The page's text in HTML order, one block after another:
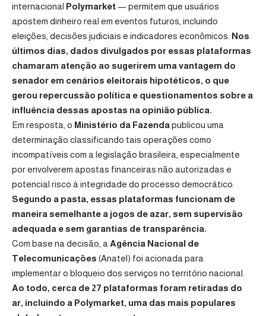
internacional Polymarket — permitem que usuários
apostem dinheiro real em eventos futuros, incluindo
eleições, decisões judiciais e indicadores econômicos. Nos
últimos dias, dados divulgados por essas plataformas
chamaram atenção ao sugerirem uma vantagem do
senador em cenários eleitorais hipotéticos, o que
gerou repercussão política e questionamentos sobre a
influência dessas apostas na opinião pública.
Em resposta, o Ministério da Fazenda publicou uma
determinação classificando tais operações como
incompatíveis com a legislação brasileira, especialmente
por envolverem apostas financeiras não autorizadas e
potencial risco à integridade do processo democrático.
Segundo a pasta, essas plataformas funcionam de
maneira semelhante a jogos de azar, sem supervisão
adequada e sem garantias de transparência.
Com base na decisão, a Agência Nacional de
Telecomunicações (Anatel) foi acionada para
implementar o bloqueio dos serviços no território nacional.
Ao todo, cerca de 27 plataformas foram retiradas do
ar, incluindo a Polymarket, uma das mais populares